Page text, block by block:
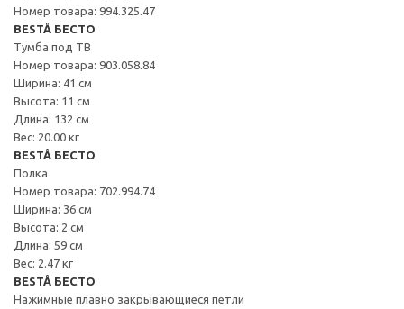
Номер товара: 994.325.47
BESTÅ БЕСТО
Тумба под ТВ
Номер товара: 903.058.84
Ширина: 41 см
Высота: 11 см
Длина: 132 см
Вес: 20.00 кг
BESTÅ БЕСТО
Полка
Номер товара: 702.994.74
Ширина: 36 см
Высота: 2 см
Длина: 59 см
Вес: 2.47 кг
BESTÅ БЕСТО
Нажимные плавно закрывающиеся петли